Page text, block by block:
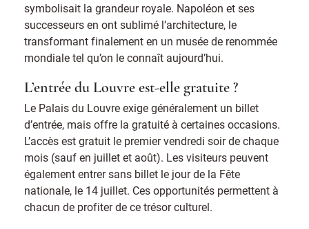
symbolisait la grandeur royale. Napoléon et ses
successeurs en ont sublimé l’architecture, le
transformant finalement en un musée de renommée
mondiale tel qu’on le connaît aujourd’hui.
L’entrée du Louvre est-elle gratuite ?
Le Palais du Louvre exige généralement un billet
d’entrée, mais offre la gratuité à certaines occasions.
L’accès est gratuit le premier vendredi soir de chaque
mois (sauf en juillet et août). Les visiteurs peuvent
également entrer sans billet le jour de la Fête
nationale, le 14 juillet. Ces opportunités permettent à
chacun de profiter de ce trésor culturel.